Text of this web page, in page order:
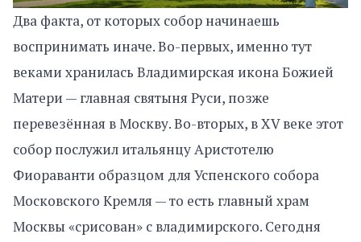
Два факта, от которых собор начинаешь
воспринимать иначе. Во-первых, именно тут
веками хранилась Владимирская икона Божией
Матери — главная святыня Руси, позже
перевезённая в Москву. Во-вторых, в XV веке этот
собор послужил итальянцу Аристотелю
Фиораванти образцом для Успенского собора
Московского Кремля — то есть главный храм
Москвы «срисован» с владимирского. Сегодня